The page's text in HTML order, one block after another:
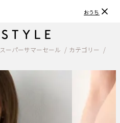
スーパーサマーセール
カテゴリー